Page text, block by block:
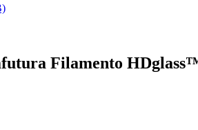
Filamento